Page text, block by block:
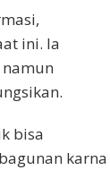
ini. Ia
bisa
karna